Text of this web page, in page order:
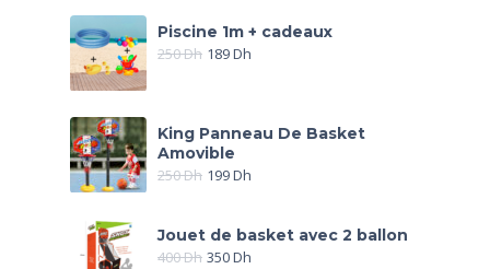
Piscine 1m + cadeaux
250Dh 189Dh
King Panneau De Basket
Amovible
250Dh 199Dh
Jouet de basket avec 2 ballon
400Dh 350Dh